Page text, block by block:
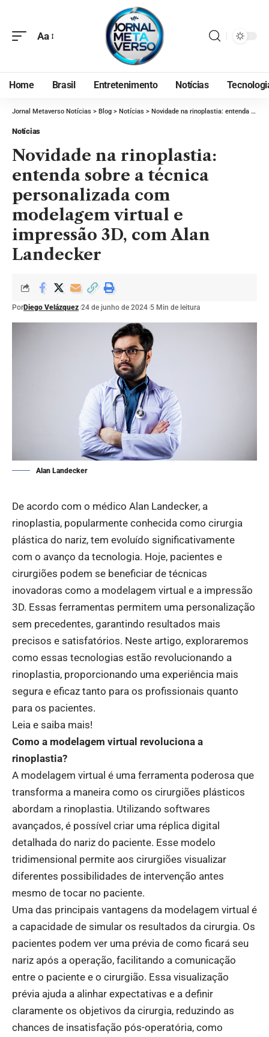
Aa
Home Brasil Entretenimento Notícias
Jornal Metaverso Notícias > Blog > Notícias > Novidade na rinoplastia: entenda sobre a técnica personalizada com modelagem virtual e impressão 3D, com Alan Landecker
Notícias
Novidade na rinoplastia:
entenda sobre a técnica
personalizada com
modelagem virtual e
impressão 3D, com Alan
Landecker
PorDiego Velázquez 24 de junho de 2024 5 Min de leitura
Alan Landecker
De acordo com o médico Alan Landecker, a
rinoplastia, popularmente conhecida como cirurgia
plástica do nariz, tem evoluído significativamente
com o avanço da tecnologia. Hoje, pacientes e
cirurgiões podem se beneficiar de técnicas
inovadoras como a modelagem virtual e a impressão
3D. Essas ferramentas permitem uma personalização
sem precedentes, garantindo resultados mais
precisos e satisfatórios. Neste artigo, exploraremos
como essas tecnologias estão revolucionando a
rinoplastia, proporcionando uma experiência mais
segura e eficaz tanto para os profissionais quanto
para os pacientes.
Leia e saiba mais!
Como a modelagem virtual revoluciona a
rinoplastia?
A modelagem virtual é uma ferramenta poderosa que
transforma a maneira como os cirurgiões plásticos
abordam a rinoplastia. Utilizando softwares
avançados, é possível criar uma réplica digital
detalhada do nariz do paciente. Esse modelo
tridimensional permite aos cirurgiões visualizar
diferentes possibilidades de intervenção antes
mesmo de tocar no paciente.
Uma das principais vantagens da modelagem virtual é
a capacidade de simular os resultados da cirurgia. Os
pacientes podem ver uma prévia de como ficará seu
nariz após a operação, facilitando a comunicação
entre o paciente e o cirurgião. Essa visualização
prévia ajuda a alinhar expectativas e a definir
claramente os objetivos da cirurgia, reduzindo as
chances de insatisfação pós-operatória, como